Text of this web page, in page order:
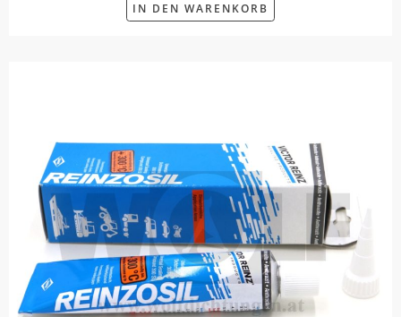
IN DEN WARENKORB